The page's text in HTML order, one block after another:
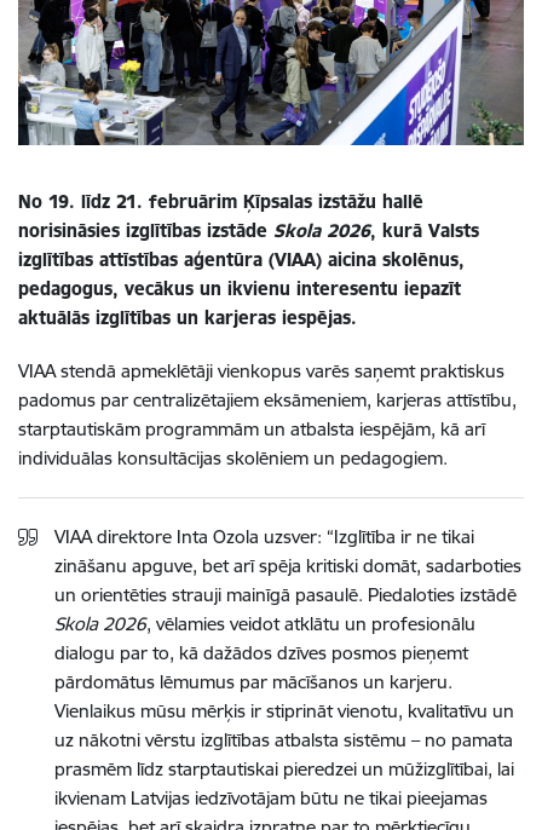
No 19. līdz 21. februārim Ķīpsalas izstāžu hallē
norisināsies izglītības izstāde Skola 2026, kurā Valsts
izglītības attīstības aģentūra (VIAA) aicina skolēnus,
pedagogus, vecākus un ikvienu interesentu iepazīt
aktuālās izglītības un karjeras iespējas.
VIAA stendā apmeklētāji vienkopus varēs saņemt praktiskus
padomus par centralizētajiem eksāmeniem, karjeras attīstību,
starptautiskām programmām un atbalsta iespējām, kā arī
individuālas konsultācijas skolēniem un pedagogiem.
VIAA direktore Inta Ozola uzsver: “Izglītība ir ne tikai
zināšanu apguve, bet arī spēja kritiski domāt, sadarboties
un orientēties strauji mainīgā pasaulē. Piedaloties izstādē
Skola 2026, vēlamies veidot atklātu un profesionālu
dialogu par to, kā dažādos dzīves posmos pieņemt
pārdomātus lēmumus par mācīšanos un karjeru.
Vienlaikus mūsu mērķis ir stiprināt vienotu, kvalitatīvu un
uz nākotni vērstu izglītības atbalsta sistēmu – no pamata
prasmēm līdz starptautiskai pieredzei un mūžizglītībai, lai
ikvienam Latvijas iedzīvotājam būtu ne tikai pieejamas